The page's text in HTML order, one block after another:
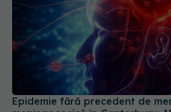
Epidemie fără precedent de
meningococică în Canterbury:
18 mar 2026, 14:55